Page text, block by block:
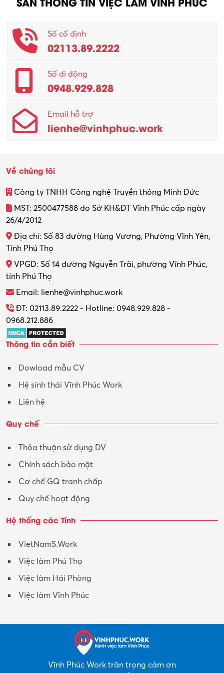
Nhân viên CSKH
Phục vụ khác
Promotion Girl (PG)
Quản lý – Giám đốc
Quản lý chất lượng – QC
Quản lý sản xuất
Quản trị kinh doanh
Thiết kế
Thiết kế nội thất
Thợ máy – Ô tô – Xe máy
Thực tập
Tổ chức sự kiện – Quà tặng
Trợ lý
Tư vấn
Tư vấn – Kiến trúc
Y tế-Dược
Số cố định
02113.89.2222
Số di động
0948.929.828
Email hỗ trợ
lienhe@vinhphuc.work
Về chúng tôi
Công ty TNHH Công nghệ Truyền thông Minh Đức
MST: 2500477588 do Sở KH&ĐT Vĩnh Phúc cấp ngày
26/4/2012
Địa chỉ: Số 83 đường Hùng Vương, Phường Vĩnh Yên,
Tỉnh Phú Thọ
VPGD: Số 14 đường Nguyễn Trãi, phường Vĩnh Phúc,
tỉnh Phú Thọ
Email: lienhe@vinhphuc.work
ĐT: 02113.89.2222 - Hotline: 0948.929.828 -
0968.212.886
Thông tin cần biết
Dowload mẫu CV
Hệ sinh thái Vĩnh Phúc Work
Liên hệ
Quy chế
Thỏa thuận sử dụng DV
Chính sách bảo mật
Cơ chế GQ tranh chấp
Quy chế hoạt động
Hệ thống các Tỉnh
VietNamS.Work
Việc làm Phú Thọ
Việc làm Hải Phòng
Việc làm Vĩnh Phúc
Vĩnh Phúc Work trân trọng cảm ơn